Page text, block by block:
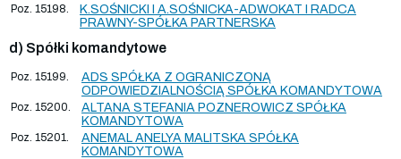
Poz. 15198.
K.SOŚNICKI I A.SOŚNICKA-ADWOKAT I RADCA
PRAWNY-SPÓŁKA PARTNERSKA
d) Spółki komandytowe
Poz. 15199.
ADS SPÓŁKA Z OGRANICZONĄ
ODPOWIEDZIALNOŚCIĄ SPÓŁKA KOMANDYTOWA
Poz. 15200.
ALTANA STEFANIA POZNEROWICZ SPÓŁKA
KOMANDYTOWA
Poz. 15201.
ANEMAL ANELYA MALITSKA SPÓŁKA
KOMANDYTOWA